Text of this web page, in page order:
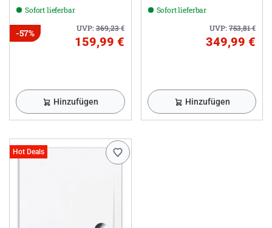
Sofort lieferbar
UVP:369,23€
-57%
159,99 €
Hinzufügen
Sofort lieferbar
UVP:753,81€
349,99 €
Hinzufügen
Hot Deals